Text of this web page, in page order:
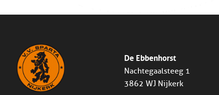
De Ebbenhorst
Nachtegaalsteeg 1
3862 WJ Nijkerk